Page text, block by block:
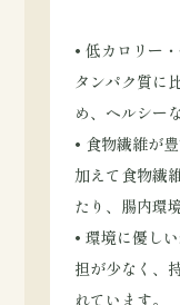
• 低カロリー
タンパク質に
め、ヘルシー
• 食物繊維が
加えて食物繊
たり、腸内環
• 環境に優し
担が少なく、
れています。